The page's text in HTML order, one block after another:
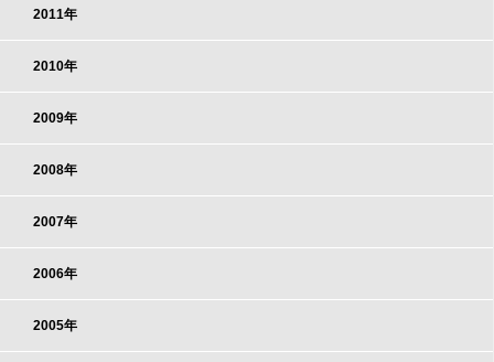
2011年
2010年
2009年
2008年
2007年
2006年
2005年